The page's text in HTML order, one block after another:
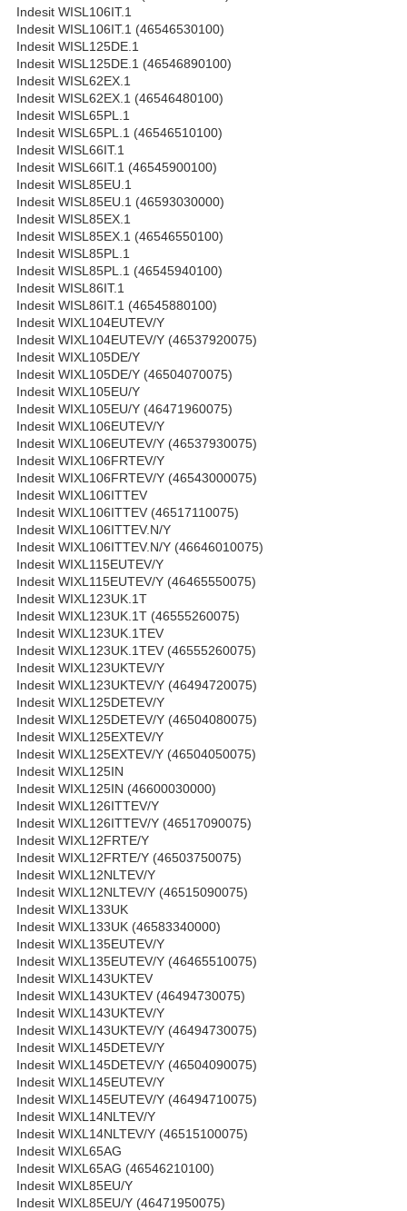
Indesit WISL106IT.1
Indesit WISL106IT.1 (46546530100)
Indesit WISL125DE.1
Indesit WISL125DE.1 (46546890100)
Indesit WISL62EX.1
Indesit WISL62EX.1 (46546480100)
Indesit WISL65PL.1
Indesit WISL65PL.1 (46546510100)
Indesit WISL66IT.1
Indesit WISL66IT.1 (46545900100)
Indesit WISL85EU.1
Indesit WISL85EU.1 (46593030000)
Indesit WISL85EX.1
Indesit WISL85EX.1 (46546550100)
Indesit WISL85PL.1
Indesit WISL85PL.1 (46545940100)
Indesit WISL86IT.1
Indesit WISL86IT.1 (46545880100)
Indesit WIXL104EUTEV/Y
Indesit WIXL104EUTEV/Y (46537920075)
Indesit WIXL105DE/Y
Indesit WIXL105DE/Y (46504070075)
Indesit WIXL105EU/Y
Indesit WIXL105EU/Y (46471960075)
Indesit WIXL106EUTEV/Y
Indesit WIXL106EUTEV/Y (46537930075)
Indesit WIXL106FRTEV/Y
Indesit WIXL106FRTEV/Y (46543000075)
Indesit WIXL106ITTEV
Indesit WIXL106ITTEV (46517110075)
Indesit WIXL106ITTEV.N/Y
Indesit WIXL106ITTEV.N/Y (46646010075)
Indesit WIXL115EUTEV/Y
Indesit WIXL115EUTEV/Y (46465550075)
Indesit WIXL123UK.1T
Indesit WIXL123UK.1T (46555260075)
Indesit WIXL123UK.1TEV
Indesit WIXL123UK.1TEV (46555260075)
Indesit WIXL123UKTEV/Y
Indesit WIXL123UKTEV/Y (46494720075)
Indesit WIXL125DETEV/Y
Indesit WIXL125DETEV/Y (46504080075)
Indesit WIXL125EXTEV/Y
Indesit WIXL125EXTEV/Y (46504050075)
Indesit WIXL125IN
Indesit WIXL125IN (46600030000)
Indesit WIXL126ITTEV/Y
Indesit WIXL126ITTEV/Y (46517090075)
Indesit WIXL12FRTE/Y
Indesit WIXL12FRTE/Y (46503750075)
Indesit WIXL12NLTEV/Y
Indesit WIXL12NLTEV/Y (46515090075)
Indesit WIXL133UK
Indesit WIXL133UK (46583340000)
Indesit WIXL135EUTEV/Y
Indesit WIXL135EUTEV/Y (46465510075)
Indesit WIXL143UKTEV
Indesit WIXL143UKTEV (46494730075)
Indesit WIXL143UKTEV/Y
Indesit WIXL143UKTEV/Y (46494730075)
Indesit WIXL145DETEV/Y
Indesit WIXL145DETEV/Y (46504090075)
Indesit WIXL145EUTEV/Y
Indesit WIXL145EUTEV/Y (46494710075)
Indesit WIXL14NLTEV/Y
Indesit WIXL14NLTEV/Y (46515100075)
Indesit WIXL65AG
Indesit WIXL65AG (46546210100)
Indesit WIXL85EU/Y
Indesit WIXL85EU/Y (46471950075)